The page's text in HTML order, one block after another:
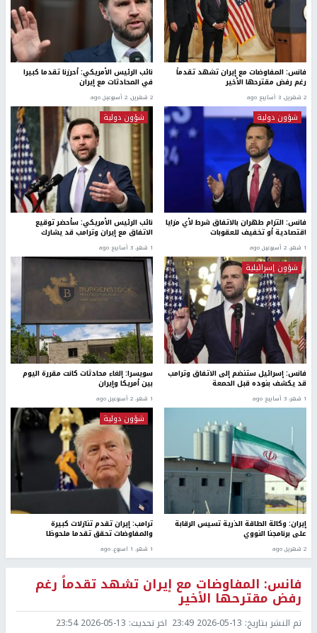
فانس: المفاوضات مع إيران تشهد تقدماً
رغم رفض مقترحها الأخير
2 شهرين، 3 أسابيع ago
نائب الرئيس الأمريكي: أحرزنا تقدما كبيرا
في المحادثات مع إيران
2 شهرين، 2 أسبوعين ago
شؤون دولية
فانس: التزام طهران بالاتفاق شرط لأي مزايا
اقتصادية أو تخفيف للعقوبات
1 شهر، 2 أسبوعين ago
شؤون دولية
نائب الرئيس الأمريكي: سأحضر توقيع
الاتفاق مع إيران وترامب قد يشارك
1 شهر، 3 أسابيع ago
شؤون إسرائيلية
فانس: إسرائيل ستنضم إلى الاتفاق وترامب
قد يكشف بنوده قبل الحمعة
1 شهر، 3 أسابيع ago
سويسرا: إلغاء محادثات كانت مقررة اليوم
بين أمريكا وإيران
1 شهر، 2 أسبوعين ago
إيران: وكالة الطاقة الذرية تسيس الرقابة
على برنامجنا النووي
2 شهرين ago
شؤون دولية
ترامب: إيران تقدم تنازلات كبيرة
والمفاوضات تحقق تقدما ملحوظا
1 شهر، 1 اسبوع. ago
فانس: المفاوضات مع إيران تشهد تقدماً رغم
رفض مقترحها الأخير
تم النشر بتاريخ: 2026-05-13 23:49 اخر تحديث: 2026-05-13 23:54